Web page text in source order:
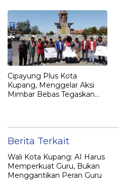
Cipayung Plus Kota
Kupang, Menggelar Aksi
Mimbar Bebas Tegaskan
Berita Terkait
Wali Kota Kupang: AI Harus
Memperkuat Guru, Bukan
Menggantikan Peran Guru